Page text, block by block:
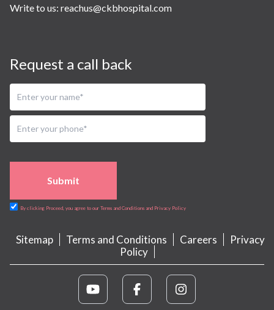
Write to us: reachus@ckbhospital.com
Request a call back
Submit
By clicking Proceed, you agree to our Terms and Conditions and Privacy Policy
Sitemap Terms and Conditions Careers
Privacy
Policy